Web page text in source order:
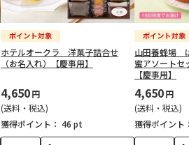
ホテルオークラ 洋菓子詰合せ
（お名入れ）【慶事用】
4,650円
(送料・税込)
獲得ポイント： 46 pt
山田養蜂場
蜜アソートセ
【慶事用】
4,650円
(送料・税込)
獲得ポイント：